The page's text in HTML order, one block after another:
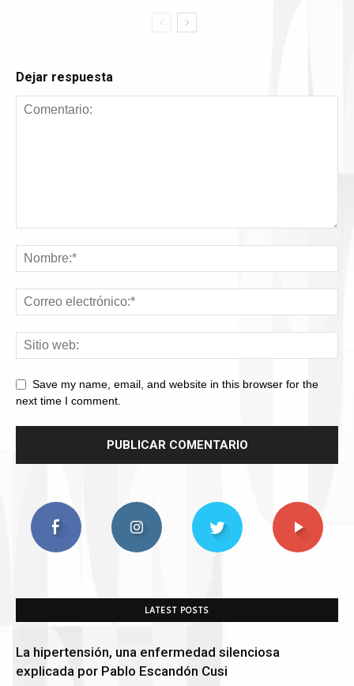
Dejar respuesta
Save my name, email, and website in this browser for the
next time I comment.
LATEST POSTS
La hipertensión, una enfermedad silenciosa
explicada por Pablo Escandón Cusi